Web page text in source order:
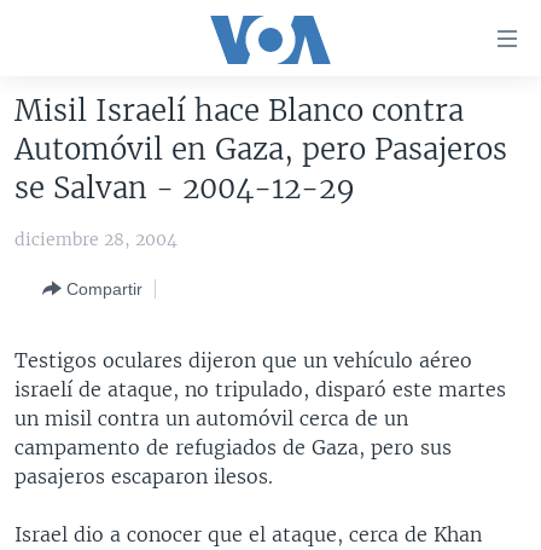
accesibilidad
al
contenido
Salte
Salte
búsqueda
AMÉRICA DEL NORTE
ELECCIONES EEUU 2024
VOA VERIFICA INMIGRACIÓN
ARGENTINA
COLOMBIA
CHILE
PERÚ
CHINA EN AMÉRICA LATINA
COSTA RICA
EL SALVADOR
GUATEMALA
OTRAS SECCIONES
INMIGRACIÓN
LIBERTAD DE PRENSA
ESPECIALES DE LA VOA
LIBERTAD DE PRENSA
Misil Israelí hace Blanco contra
Automóvil en Gaza, pero Pasajeros
se Salvan - 2004-12-29
diciembre 28, 2004
Compartir
Testigos oculares dijeron que un vehículo aéreo
israelí de ataque, no tripulado, disparó este martes
un misil contra un automóvil cerca de un
campamento de refugiados de Gaza, pero sus
pasajeros escaparon ilesos.
Israel dio a conocer que el ataque, cerca de Khan